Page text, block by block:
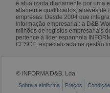
é atualizada diariamente por uma
altamente qualificados, através de
empresas. Desde 2004 que
informação empresarial: a D&B
milhões de registos empresariais
pertence à líder espanhola
CESCE, especializado na gestão
© INFORMA D&B, Lda
Sobre a eInforma Preços